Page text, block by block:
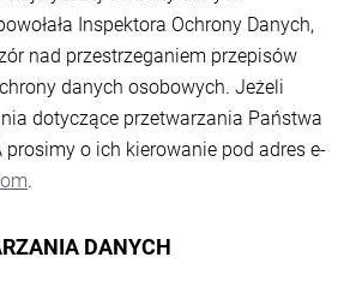
Inspektora Ochrony Danych,
nad przestrzeganiem przepisów
danych osobowych. Jeżeli
dotyczące przetwarzania Państwa
prosimy o ich kierowanie pod adres e-
.
DANYCH